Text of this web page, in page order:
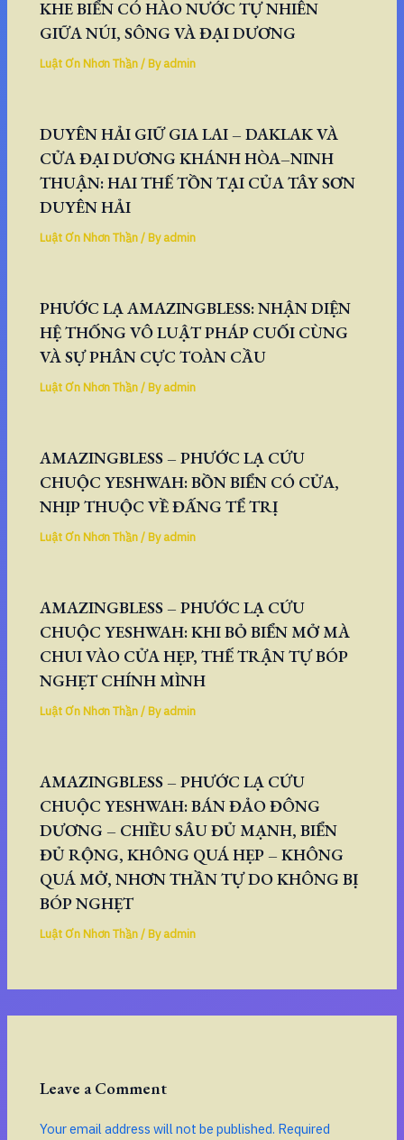
KHE BIỂN CÓ HÀO NƯỚC TỰ NHIÊN
GIỮA NÚI, SÔNG VÀ ĐẠI DƯƠNG
Luật Ơn Nhơn Thần/ Byadmin
DUYÊN HẢI GIỮ GIA LAI – DAKLAK VÀ
CỬA ĐẠI DƯƠNG KHÁNH HÒA–NINH
THUẬN: HAI THẾ TỒN TẠI CỦA TÂY SƠN
DUYÊN HẢI
Luật Ơn Nhơn Thần/ Byadmin
PHƯỚC LẠ AMAZINGBLESS: NHẬN DIỆN
HỆ THỐNG VÔ LUẬT PHÁP CUỐI CÙNG
VÀ SỰ PHÂN CỰC TOÀN CẦU
Luật Ơn Nhơn Thần/ Byadmin
AMAZINGBLESS – PHƯỚC LẠ CỨU
CHUỘC YESHWAH: BỒN BIỂN CÓ CỬA,
NHỊP THUỘC VỀ ĐẤNG TỂ TRỊ
Luật Ơn Nhơn Thần/ Byadmin
AMAZINGBLESS – PHƯỚC LẠ CỨU
CHUỘC YESHWAH: KHI BỎ BIỂN MỞ MÀ
CHUI VÀO CỬA HẸP, THẾ TRẬN TỰ BÓP
NGHẸT CHÍNH MÌNH
Luật Ơn Nhơn Thần/ Byadmin
AMAZINGBLESS – PHƯỚC LẠ CỨU
CHUỘC YESHWAH: BÁN ĐẢO ĐÔNG
DƯƠNG – CHIỀU SÂU ĐỦ MẠNH, BIỂN
ĐỦ RỘNG, KHÔNG QUÁ HẸP – KHÔNG
QUÁ MỞ, NHƠN THẦN TỰ DO KHÔNG BỊ
BÓP NGHẸT
Luật Ơn Nhơn Thần/ Byadmin
Leave a Comment
Your email address will not be published. Required